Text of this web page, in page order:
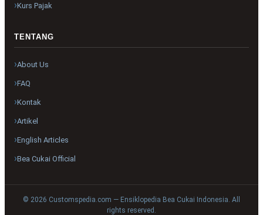
Kurs Pajak
TENTANG
About Us
FAQ
Kontak
Artikel
English Articles
Bea Cukai Official
© 2026 Customspedia.com — Ensiklopedia Bea Cukai Indonesia. All
rights reserved.